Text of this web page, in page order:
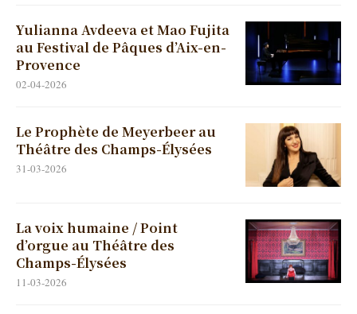
Yulianna Avdeeva et Mao Fujita
au Festival de Pâques d’Aix-en-
Provence
02-04-2026
Le Prophète de Meyerbeer au
Théâtre des Champs-Élysées
31-03-2026
La voix humaine / Point
d’orgue au Théâtre des
Champs-Élysées
11-03-2026